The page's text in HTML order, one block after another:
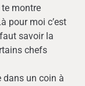
te montre
pour moi c’est
savoir la
chefs
dans un coin à